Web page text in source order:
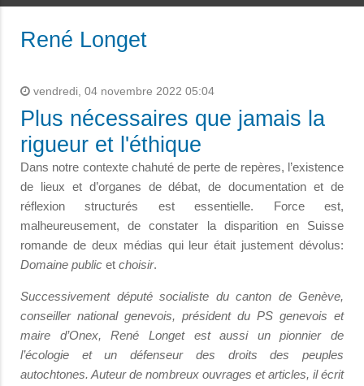
René Longet
vendredi, 04 novembre 2022 05:04
Plus nécessaires que jamais la
rigueur et l'éthique
Dans notre contexte chahuté de perte de repères, l’existence
de lieux et d’organes de débat, de documentation et de
réflexion structurés est essentielle. Force est,
malheureusement, de constater la disparition en Suisse
romande de deux médias qui leur était justement dévolus:
Domaine public et choisir.
Successivement député socialiste du canton de Genève,
conseiller national genevois, président du PS genevois et
maire d’Onex, René Longet est aussi un pionnier de
l’écologie et un défenseur des droits des peuples
autochtones. Auteur de nombreux ouvrages et articles, il écrit